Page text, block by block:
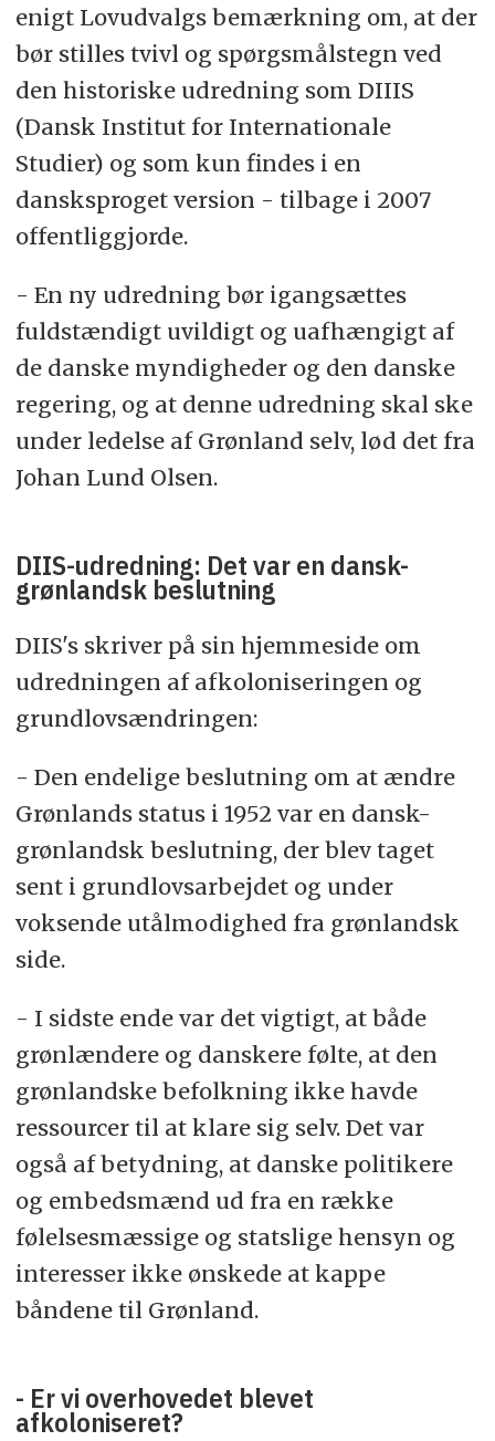
enigt Lovudvalgs bemærkning om, at der
bør stilles tvivl og spørgsmålstegn ved
den historiske udredning som DIIIS
(Dansk Institut for Internationale
Studier) og som kun findes i en
dansksproget version - tilbage i 2007
offentliggjorde.
- En ny udredning bør igangsættes
fuldstændigt uvildigt og uafhængigt af
de danske myndigheder og den danske
regering, og at denne udredning skal ske
under ledelse af Grønland selv, lød det fra
Johan Lund Olsen.
DIIS-udredning: Det var en dansk-
grønlandsk beslutning
DIIS's skriver på sin hjemmeside om
udredningen af afkoloniseringen og
grundlovsændringen:
- Den endelige beslutning om at ændre
Grønlands status i 1952 var en dansk-
grønlandsk beslutning, der blev taget
sent i grundlovsarbejdet og under
voksende utålmodighed fra grønlandsk
side.
- I sidste ende var det vigtigt, at både
grønlændere og danskere følte, at den
grønlandske befolkning ikke havde
ressourcer til at klare sig selv. Det var
også af betydning, at danske politikere
og embedsmænd ud fra en række
følelsesmæssige og statslige hensyn og
interesser ikke ønskede at kappe
båndene til Grønland.
- Er vi overhovedet blevet
afkoloniseret?